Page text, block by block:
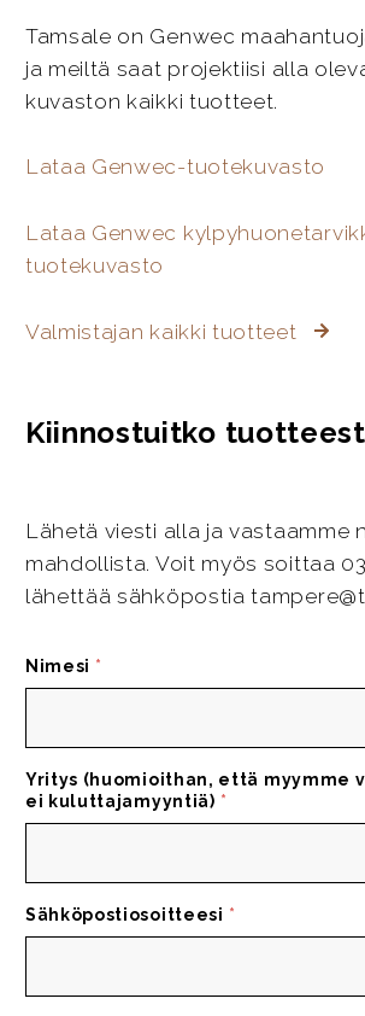
Tamsale on Genwec
ja meiltä saat projektiisi alla
kuvaston kaikki tuotteet.
Lataa Genwec-tuotekuvasto
Lataa Genwec
tuotekuvasto
Valmistajan kaikki tuotteet
Kiinnostuitko
Lähetä viesti alla ja vastaamme
mahdollista. Voit myös soittaa
lähettää sähköpostia
Nimesi *
Yritys (huomioithan, että myymme
ei kuluttajamyyntiä) *
Sähköpostiosoitteesi *